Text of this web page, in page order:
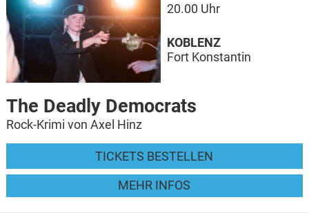
20.00 Uhr
The Deadly Democrats
Rock-Krimi von Axel Hinz
TICKETS BESTELLEN
MEHR INFOS
KOBLENZ
Fort Konstantin